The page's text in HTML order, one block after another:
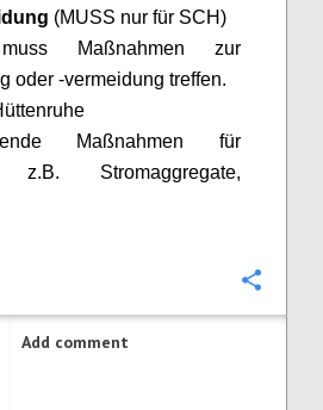
(MUSS nur für SCH)
Maßnahmen zur
oder -vermeidung treffen.
Maßnahmen für
z.B. Stromaggregate,
Add comment